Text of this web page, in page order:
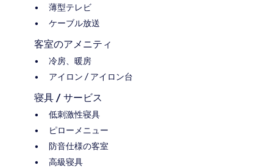
薄型テレビ
ケーブル放送
客室のアメニティ
冷房、暖房
アイロン / アイロン台
寝具 / サービス
低刺激性寝具
ピローメニュー
防音仕様の客室
高級寝具